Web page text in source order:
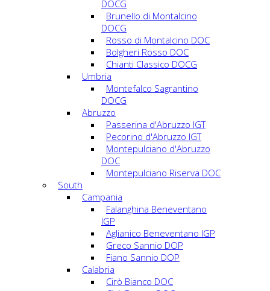
DOCG
Brunello di Montalcino
DOCG
Rosso di Montalcino DOC
Bolgheri Rosso DOC
Chianti Classico DOCG
Umbria
Montefalco Sagrantino
DOCG
Abruzzo
Passerina d'Abruzzo IGT
Pecorino d'Abruzzo IGT
Montepulciano d'Abruzzo
DOC
Montepulciano Riserva DOC
South
Campania
Falanghina Beneventano
IGP
Aglianico Beneventano IGP
Greco Sannio DOP
Fiano Sannio DOP
Calabria
Cirò Bianco DOC